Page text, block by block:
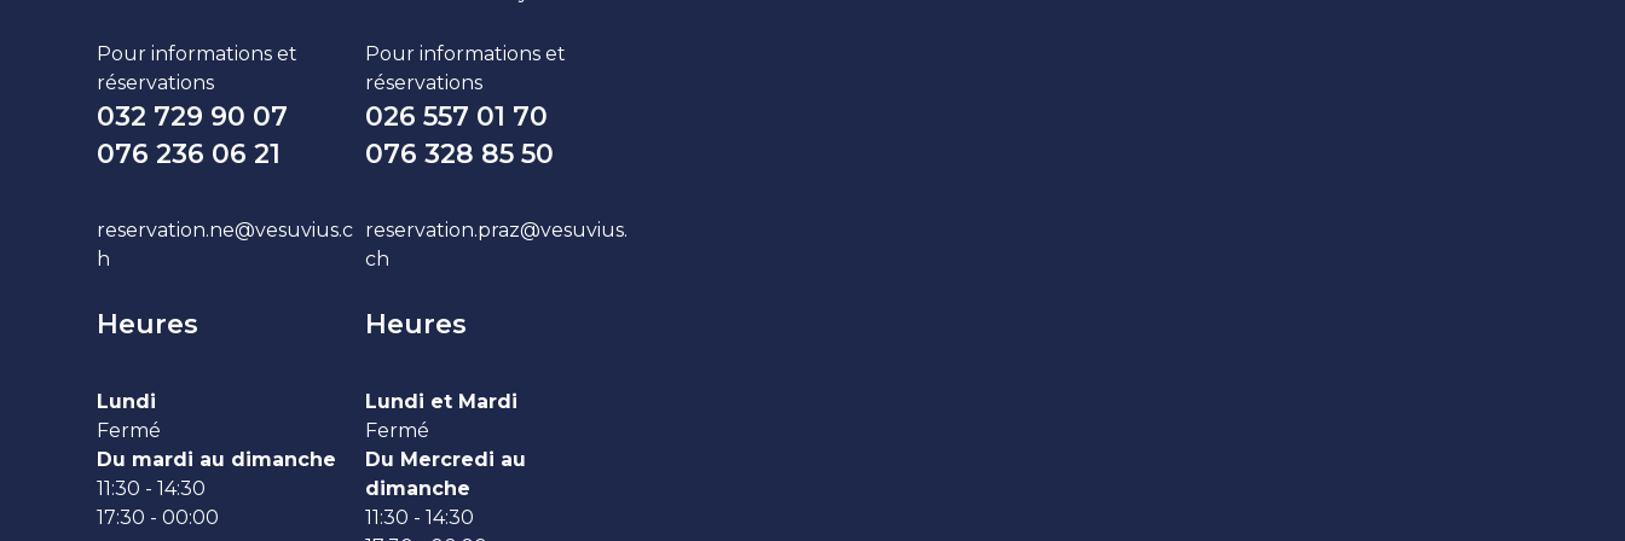
Pour informations et
réservations
032 729 90 07
076 236 06 21
reservation.ne@vesuvius.c
h
Heures
Lundi
Fermé
Du mardi au dimanche
11:30 - 14:30
17:30 - 00:00
Pour informations et
réservations
026 557 01 70
076 328 85 50
reservation.praz@vesuvius.
ch
Heures
Lundi et Mardi
Fermé
Du Mercredi au
dimanche
11:30 - 14:30